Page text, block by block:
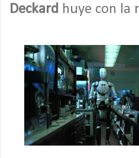
Deckard huye con la